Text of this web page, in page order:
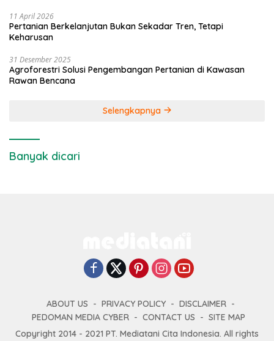
11 April 2026
Pertanian Berkelanjutan Bukan Sekadar Tren, Tetapi
Keharusan
31 Desember 2025
Agroforestri Solusi Pengembangan Pertanian di Kawasan
Rawan Bencana
Selengkapnya
Banyak dicari
ABOUT US PRIVACY POLICY
DISCLAIMER
PEDOMAN MEDIA CYBER
CONTACT US
SITE MAP
Copyright 2014 - 2021 PT. Mediatani Cita Indonesia. All rights